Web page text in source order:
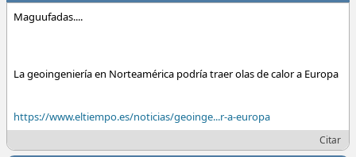
Maguufadas....
La geoingeniería en Norteamérica podría traer olas de calor a Europa
https://www.eltiempo.es/noticias/geoinge...r-a-europa
Citar